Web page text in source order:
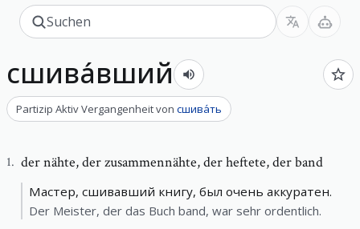
сшива́вший
Partizip Aktiv Vergangenheitvon сшива́ть
1. der nähte,der zusammennähte, der heftete, der band
Мастер, сшивавший книгу, был очень аккуратен.
Der Meister, der das Buch band, war sehr ordentlich.